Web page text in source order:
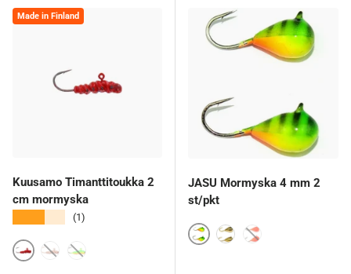
Made in Finland
Kuusamo Timanttitoukka 2
cm mormyska
(1)
R-BL
JASU Mormyska 4 mm 2
st/pkt
Papukaija